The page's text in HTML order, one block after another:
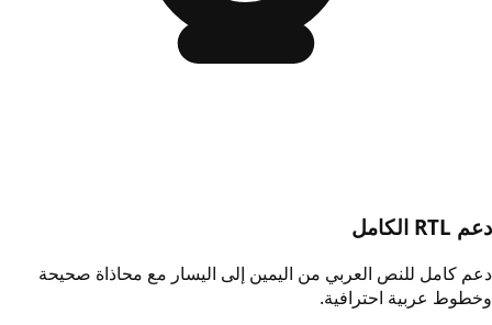
دعم RTL الكامل
دعم كامل للنص العربي من اليمين إلى اليسار مع محاذاة صحيحة
وخطوط عربية احترافية.